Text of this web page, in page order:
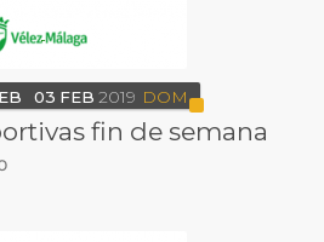
03 FEB 2019 DOM
fin de semana